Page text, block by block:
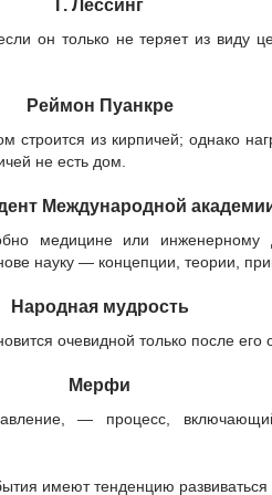
Г. Лессинг
он только не теряет из виду
Реймон Пуанкре
строится из кирпичей; однако
не есть дом.
Международной
медицине или инженерному
науку — концепции, теории,
Народная мудрость
очевидной только после его
Мерфи
— процесс, включающий
имеют тенденцию развиваться